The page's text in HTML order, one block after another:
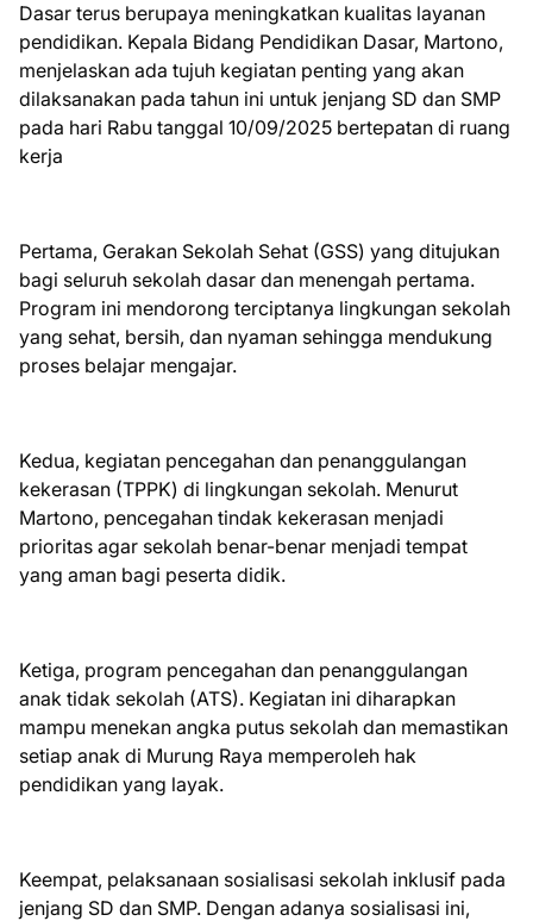
Dasar terus berupaya meningkatkan kualitas layanan
pendidikan. Kepala Bidang Pendidikan Dasar, Martono,
menjelaskan ada tujuh kegiatan penting yang akan
dilaksanakan pada tahun ini untuk jenjang SD dan SMP
pada hari Rabu tanggal 10/09/2025 bertepatan di ruang
kerja
Pertama, Gerakan Sekolah Sehat (GSS) yang ditujukan
bagi seluruh sekolah dasar dan menengah pertama.
Program ini mendorong terciptanya lingkungan sekolah
yang sehat, bersih, dan nyaman sehingga mendukung
proses belajar mengajar.
Kedua, kegiatan pencegahan dan penanggulangan
kekerasan (TPPK) di lingkungan sekolah. Menurut
Martono, pencegahan tindak kekerasan menjadi
prioritas agar sekolah benar-benar menjadi tempat
yang aman bagi peserta didik.
Ketiga, program pencegahan dan penanggulangan
anak tidak sekolah (ATS). Kegiatan ini diharapkan
mampu menekan angka putus sekolah dan memastikan
setiap anak di Murung Raya memperoleh hak
pendidikan yang layak.
Keempat, pelaksanaan sosialisasi sekolah inklusif pada
jenjang SD dan SMP. Dengan adanya sosialisasi ini,